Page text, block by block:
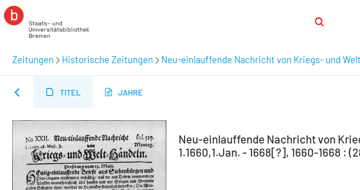
Zeitungen Historische Zeitungen Neu-einlauffende Nachricht von Kriegs- und
TITEL JAHRE
Neu-einlauffende Nachricht von
1.1660,1.Jan. - 1668[?], 1660-1668 :